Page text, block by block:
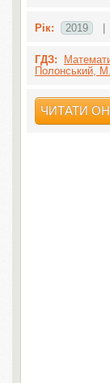
Рік: 2019
ГДЗ:
Полонський,
ЧИТАТИ